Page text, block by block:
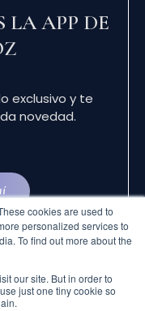
cookies are used to
personalized services to
To find out more about the
our site. But in order to
just one tiny cookie so
LA APP DE
exclusivo y te
novedad.